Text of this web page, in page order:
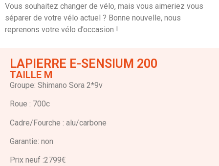
Vous souhaitez changer de vélo, mais vous aimeriez vous
séparer de votre vélo actuel ? Bonne nouvelle, nous
reprenons votre vélo d’occasion !
LAPIERRE E-SENSIUM 200
TAILLE M
Groupe: Shimano Sora 2*9v
Roue : 700c
Cadre/Fourche : alu/carbone
Garantie: non
Prix neuf :2799€